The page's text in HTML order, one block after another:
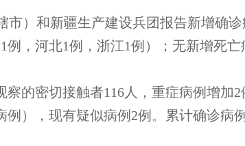
）和新疆生产建设兵团报告新增确
例，河北1例，浙江1例）；无新增死
密切接触者116人，重症病例增加2
，现有疑似病例2例。累计确诊病